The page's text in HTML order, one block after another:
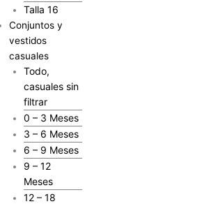
Talla 16
Conjuntos y
vestidos
casuales
Todo,
casuales sin
filtrar
0 – 3 Meses
3 – 6 Meses
6 – 9 Meses
9 – 12
Meses
12 – 18